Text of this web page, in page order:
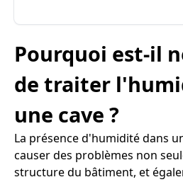
Pourquoi est-il
de traiter
une cave ?
La présence d'humidité dans
causer des problèmes non
structure du bâtiment, et